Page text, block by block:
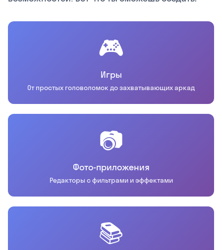
🎮
Игры
От простых головоломок до захватывающих аркад
📷
Фото-приложения
Редакторы с фильтрами и эффектами
📚